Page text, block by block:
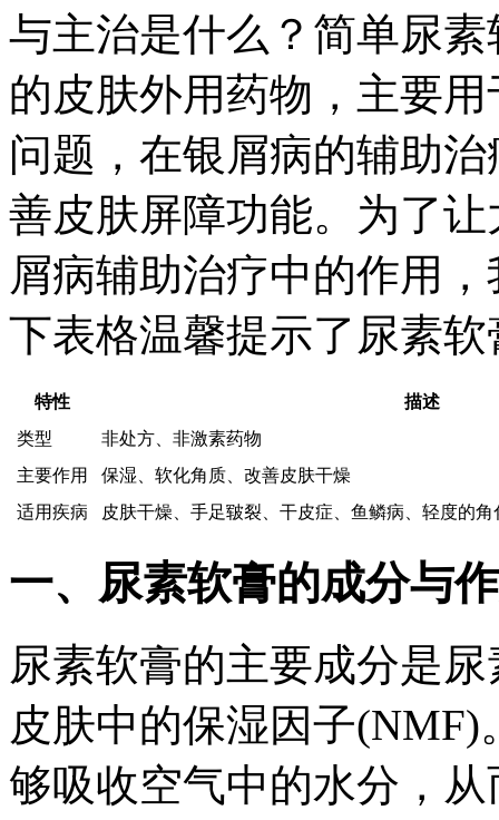
与主治是什么？简单尿
的皮肤外用药物，主要
问题，在银屑病的辅助
善皮肤屏障功能。为了
屑病辅助治疗中的作用
下表格温馨提示了尿素
特性
描述
类型
非处方、非激素药物
主要作用
保湿、软化角质、改善皮肤干燥
适用疾病
皮肤干燥、手足皲裂、干皮症、鱼鳞病、轻度的
一、尿素软膏的成分与
尿素软膏的主要成分是
皮肤中的保湿因子
够吸收空气中的水分，